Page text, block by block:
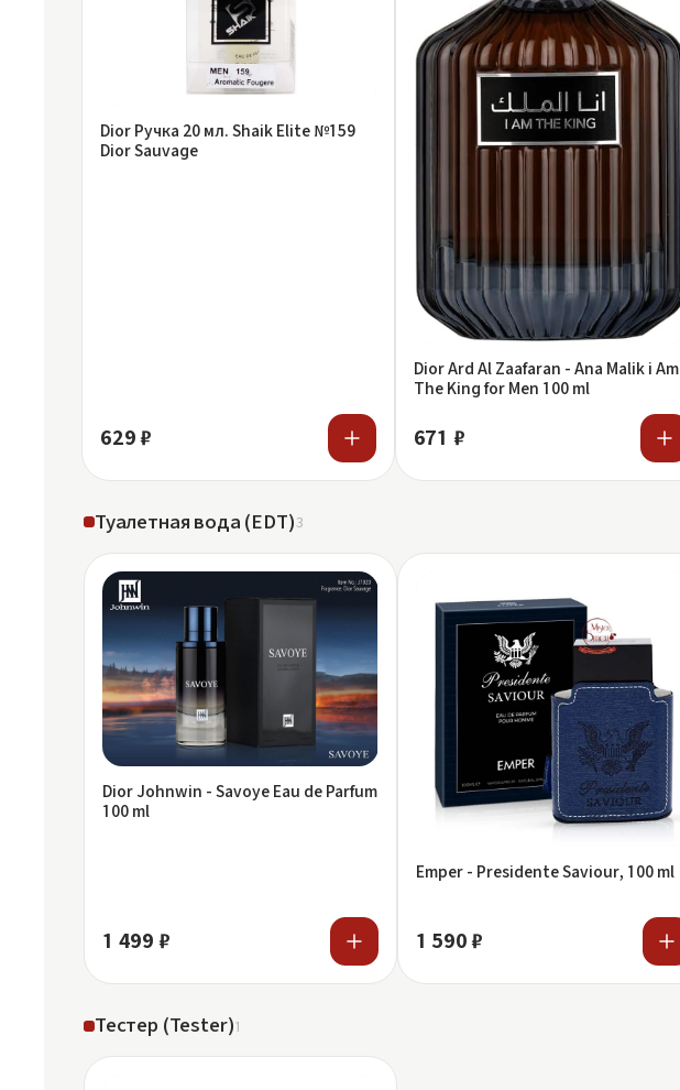
Dior Ручка 20 мл. Shaik Elite №159
Dior Sauvage
629 ₽
Dior Ard Al Zaafaran - Ana Malik i Am
The King for Men 100 ml
671 ₽
Туалетная вода (EDT)3
Dior Johnwin - Savoye Eau de Parfum
100 ml
1 499 ₽
Emper - Presidente Saviour, 100 ml
1 590 ₽
Тестер (Tester)1